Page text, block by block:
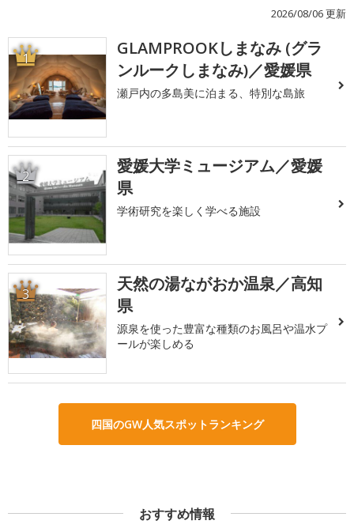
2026/08/06 更新
1
GLAMPROOKしまなみ (グラ
ンルークしまなみ)／愛媛県
瀬戸内の多島美に泊まる、特別な島旅
2
愛媛大学ミュージアム／愛媛
県
学術研究を楽しく学べる施設
3
天然の湯ながおか温泉／高知
県
源泉を使った豊富な種類のお風呂や温水プ
ールが楽しめる
四国のGW人気スポットランキング
おすすめ情報